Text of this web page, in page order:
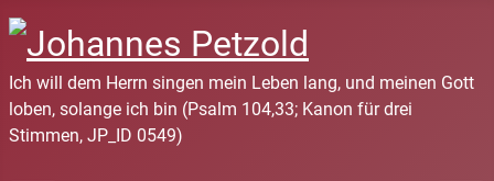
Ich will dem Herrn singen mein Leben lang, und meinen Gott
loben, solange ich bin (Psalm 104,33; Kanon für drei
Stimmen, JP_ID 0549)